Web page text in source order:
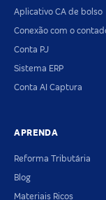
Aplicativo CA de bolso
Conexão com o
Conta PJ
Sistema ERP
Conta AI Captura
APRENDA
Reforma Tributária
Blog
Materiais Ricos